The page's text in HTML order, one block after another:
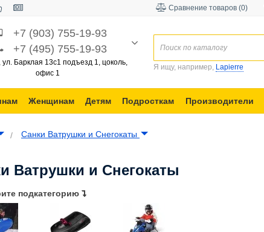
Сравнение товаров (0)
+7 (903) 755-19-93
+7 (495) 755-19-93
ул. Барклая 13с1 подъезд 1, цоколь,
офис 1
Я ищу, например, Lapierre
Женщинам Детям Подросткам Производители
Санки Ватрушки и Снегокаты
Ватрушки и Снегокаты
подкатегорию